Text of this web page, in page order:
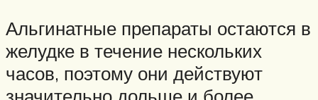
Альгинатные препараты остаются в
желудке в течение нескольких
часов, поэтому они действуют